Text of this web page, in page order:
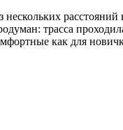
нескольких
трасса
как для